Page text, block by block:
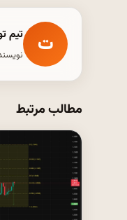
ت تیم
مطالب مرتبط